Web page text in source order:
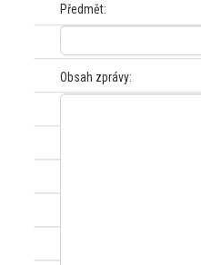
Předmět:
Obsah zprávy: